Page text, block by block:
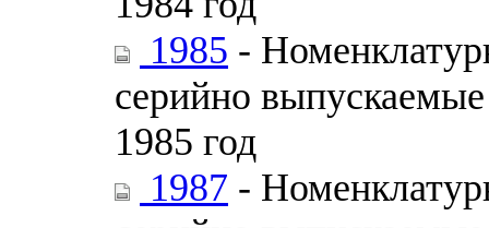
1985 -
серийно
1985 год
1987 -